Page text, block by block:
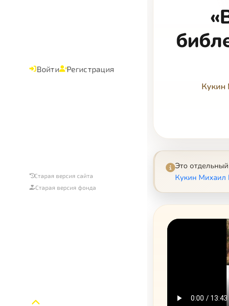
Войти Регистрация
Старая версия сайта
Старая версия фонда
Кукин
Это
Кукин Михаил